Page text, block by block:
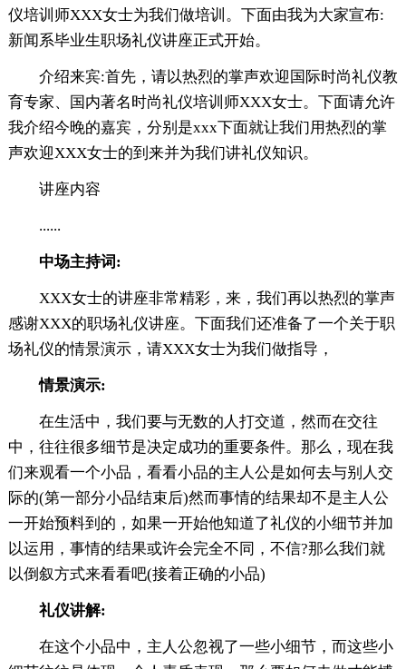
仪培训师XXX女士为我们做培训。下面由我为大家宣布:
新闻系毕业生职场礼仪讲座正式开始。
介绍来宾:首先，请以热烈的掌声欢迎国际时尚礼仪教
育专家、国内著名时尚礼仪培训师XXX女士。下面请允许
我介绍今晚的嘉宾，分别是xxx下面就让我们用热烈的掌
声欢迎XXX女士的到来并为我们讲礼仪知识。
讲座内容
......
中场主持词:
XXX女士的讲座非常精彩，来，我们再以热烈的掌声
感谢XXX的职场礼仪讲座。下面我们还准备了一个关于职
场礼仪的情景演示，请XXX女士为我们做指导，
情景演示:
在生活中，我们要与无数的人打交道，然而在交往
中，往往很多细节是决定成功的重要条件。那么，现在我
们来观看一个小品，看看小品的主人公是如何去与别人交
际的(第一部分小品结束后)然而事情的结果却不是主人公
一开始预料到的，如果一开始他知道了礼仪的小细节并加
以运用，事情的结果或许会完全不同，不信?那么我们就
以倒叙方式来看看吧(接着正确的小品)
礼仪讲解:
在这个小品中，主人公忽视了一些小细节，而这些小